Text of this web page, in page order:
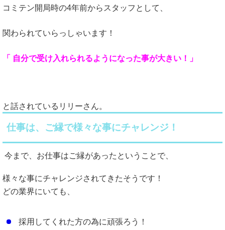
コミテン開局時の4年前からスタッフとして、
関わられていらっしゃいます！
「 自分で受け入れられるようになった事が大きい！」
と話されているリリーさん。
仕事は、ご縁で様々な事にチャレンジ！
今まで、お仕事はご縁があったということで、
様々な事にチャレンジされてきたそうです！
どの業界にいても、
採用してくれた方の為に頑張ろう！